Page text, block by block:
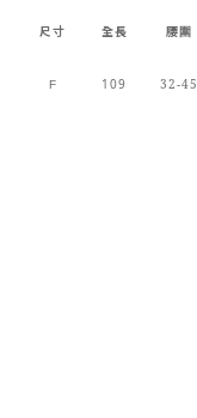
尺寸 全長 腰圍
F 109 32-45